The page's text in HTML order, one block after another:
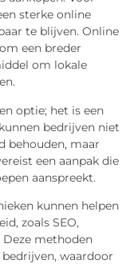
sterke online
te blijven. Online
een breder
om lokale
optie; het is een
bedrijven niet
behouden, maar
een aanpak die
aanspreekt.
kunnen helpen
zoals SEO,
methoden
waardoor